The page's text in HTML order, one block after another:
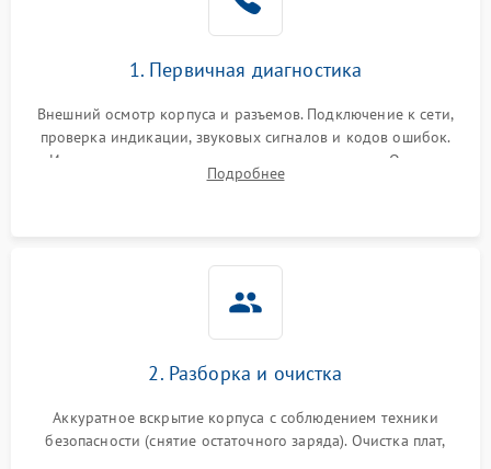
1. Первичная диагностика
Внешний осмотр корпуса и разъемов. Подключение к сети,
проверка индикации, звуковых сигналов и кодов ошибок.
Измерение входного и выходного напряжения. Оценка
реакции ИБП на отключение основного питания без
Подробнее
2. Разборка и очистка
Аккуратное вскрытие корпуса с соблюдением техники
безопасности (снятие остаточного заряда). Очистка плат,